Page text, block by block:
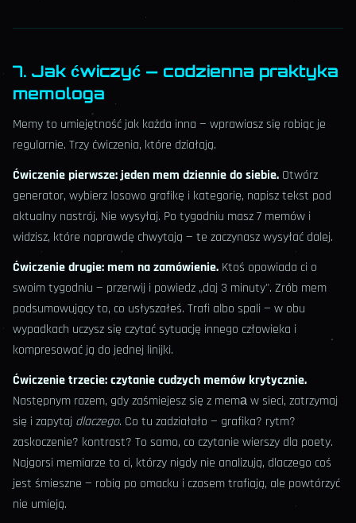
7. Jak ćwiczyć — codzienna praktyka
memologa
Memy to umiejętność jak każda inna — wprawiasz się robiąc je
regularnie. Trzy ćwiczenia, które działają.
Ćwiczenie pierwsze: jeden mem dziennie do siebie. Otwórz
generator, wybierz losowo grafikę i kategorię, napisz tekst pod
aktualny nastrój. Nie wysyłaj. Po tygodniu masz 7 memów i
widzisz, które naprawdę chwytają — te zaczynasz wysyłać dalej.
Ćwiczenie drugie: mem na zamówienie. Ktoś opowiada ci o
swoim tygodniu — przerwij i powiedz „daj 3 minuty". Zrób mem
podsumowujący to, co usłyszałeś. Trafi albo spali — w obu
wypadkach uczysz się czytać sytuację innego człowieka i
kompresować ją do jednej linijki.
Ćwiczenie trzecie: czytanie cudzych memów krytycznie.
Następnym razem, gdy zaśmiejesz się z memа w sieci, zatrzymaj
się i zapytaj dlaczego. Co tu zadziałało — grafika? rytm?
zaskoczenie? kontrast? To samo, co czytanie wierszy dla poety.
Najgorsi memiarze to ci, którzy nigdy nie analizują, dlaczego coś
jest śmieszne — robią po omacku i czasem trafiają, ale powtórzyć
nie umieją.